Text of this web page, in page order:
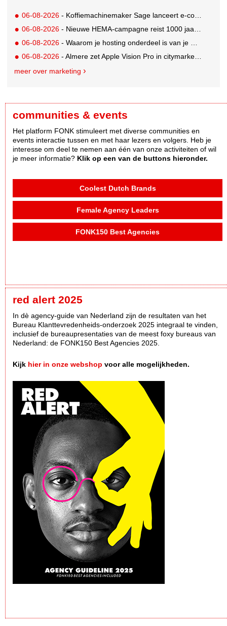
06-08-2026 - Koffiemachinemaker Sage lanceert e-commerceplatform voor koffieliefhebbers
06-08-2026 - Nieuwe HEMA-campagne reist 1000 jaar terug in de tijd naar 'Hemastein'
06-08-2026 - Waarom je hosting onderdeel is van je merkstrategie
06-08-2026 - Almere zet Apple Vision Pro in citymarketing
meer over marketing
communities & events
Het platform FONK stimuleert met diverse communities en
events interactie tussen en met haar lezers en volgers. Heb je
interesse om deel te nemen aan één van onze activiteiten of wil
je meer informatie? Klik op een van de buttons hieronder.
Coolest Dutch Brands
Female Agency Leaders
FONK150 Best Agencies
red alert 2025
In dè agency-guide van Nederland zijn de resultaten van het
Bureau Klanttevredenheids-onderzoek 2025 integraal te vinden,
inclusief de bureaupresentaties van de meest foxy bureaus van
Nederland: de FONK150 Best Agencies 2025.
Kijk hier in onze webshop voor alle mogelijkheden.